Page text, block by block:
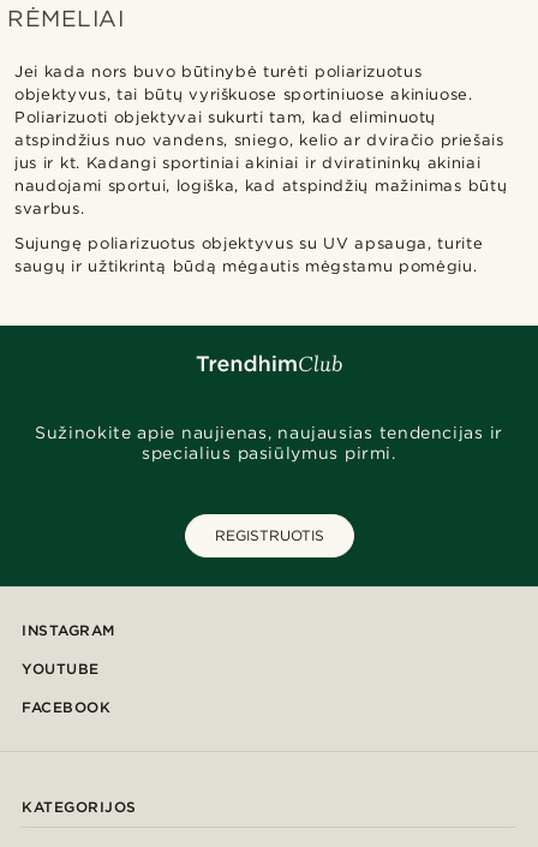
RĖMELIAI
Jei kada nors buvo būtinybė turėti poliarizuotus
objektyvus, tai būtų vyriškuose sportiniuose akiniuose.
Poliarizuoti objektyvai sukurti tam, kad eliminuotų
atspindžius nuo vandens, sniego, kelio ar dviračio priešais
jus ir kt. Kadangi sportiniai akiniai ir dviratininkų akiniai
naudojami sportui, logiška, kad atspindžių mažinimas būtų
svarbus.
Sujungę poliarizuotus objektyvus su UV apsauga, turite
saugų ir užtikrintą būdą mėgautis mėgstamu pomėgiu.
Sužinokite apie naujienas, naujausias tendencijas ir
specialius pasiūlymus pirmi.
REGISTRUOTIS
INSTAGRAM
YOUTUBE
FACEBOOK
KATEGORIJOS